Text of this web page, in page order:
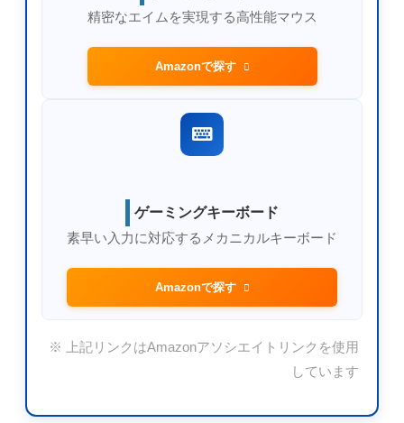
精密なエイムを実現する高性能マウス
Amazonで探す
ゲーミングキーボード
素早い入力に対応するメカニカルキーボード
Amazonで探す
※ 上記リンクはAmazonアソシエイトリンクを使用
しています